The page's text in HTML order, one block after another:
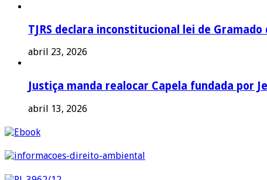
TJRS declara inconstitucional lei de
abril 23, 2026
Justiça manda realocar Capela fundada por
abril 13, 2026